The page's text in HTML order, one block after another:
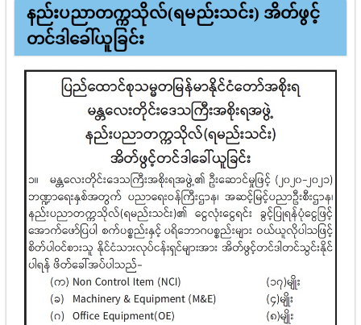
နည်းပညာတက္ကသိုလ်(ရမည်းသင်း) အိတ်ဖွင့်
တင်ဒါခေါ်ယူခြင်း